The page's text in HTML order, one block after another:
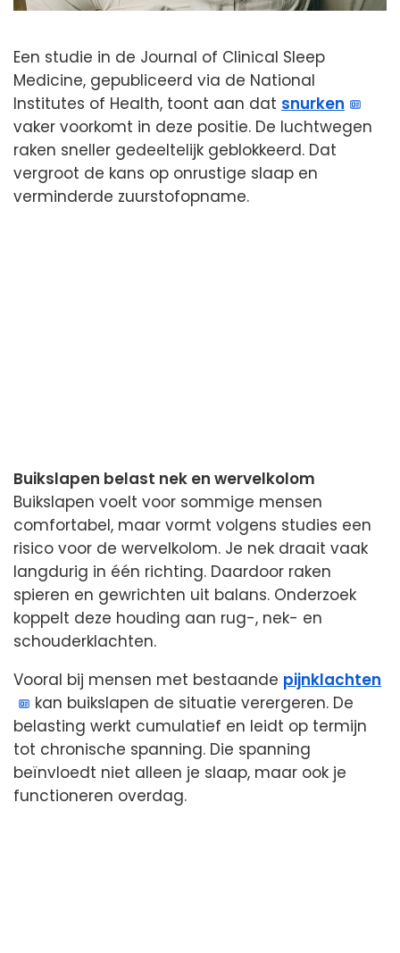
Een studie in de Journal of Clinical Sleep
Medicine, gepubliceerd via de National
Institutes of Health, toont aan dat snurken
vaker voorkomt in deze positie. De luchtwegen
raken sneller gedeeltelijk geblokkeerd. Dat
vergroot de kans op onrustige slaap en
verminderde zuurstofopname.
Buikslapen belast nek en wervelkolom
Buikslapen voelt voor sommige mensen
comfortabel, maar vormt volgens studies een
risico voor de wervelkolom. Je nek draait vaak
langdurig in één richting. Daardoor raken
spieren en gewrichten uit balans. Onderzoek
koppelt deze houding aan rug-, nek- en
schouderklachten.
Vooral bij mensen met bestaande pijnklachten
kan buikslapen de situatie verergeren. De
belasting werkt cumulatief en leidt op termijn
tot chronische spanning. Die spanning
beïnvloedt niet alleen je slaap, maar ook je
functioneren overdag.